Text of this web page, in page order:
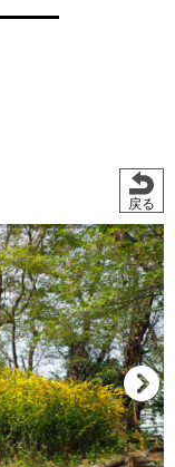
戻る